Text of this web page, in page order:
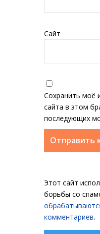
Сайт
Сохранить моё
сайта в этом
последующих
Этот сайт
борьбы со
комментариев.